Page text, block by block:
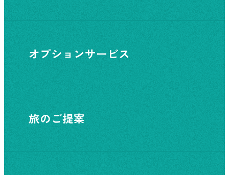
オプションサービス
旅のご提案